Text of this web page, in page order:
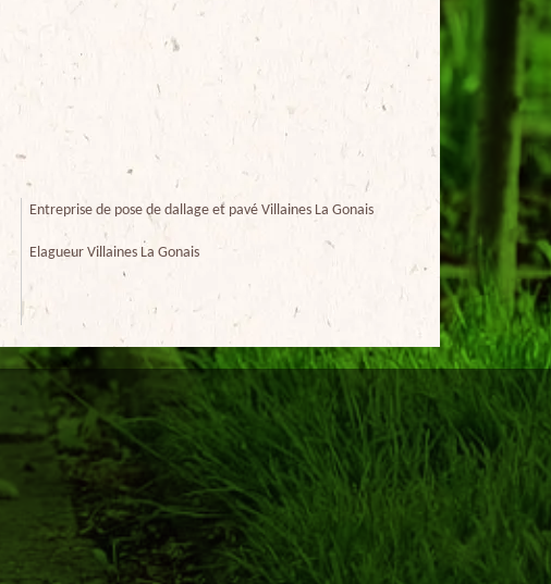
Entreprise de pose de dallage et pavé Villaines La Gonais
Elagueur Villaines La Gonais